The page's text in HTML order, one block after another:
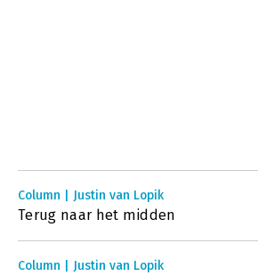
Column | Justin van Lopik
Terug naar het midden
Column | Justin van Lopik